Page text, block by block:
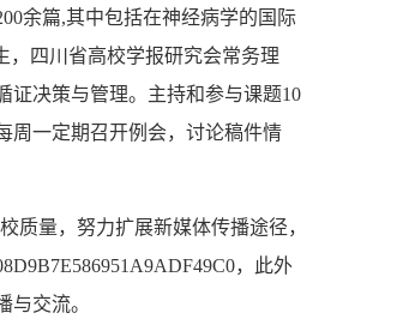
余篇,其中包括在神经病学的国际
，四川省高校学报研究会常务理
证决策与管理。主持和参与课题10
周一定期召开例会，讨论稿件情
质量，努力扩展新媒体传播途径，
，此外
交流。